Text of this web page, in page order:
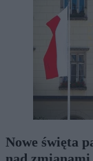
Nowe święta